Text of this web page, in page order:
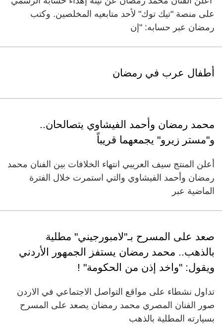
على منصة "تيك توك" لأحد متابعيه المخلصين. وكتب
رمضان عبر حسابه: "إن
أطفال عرب في رمضان
محمد رمضان وأحمد الفيشاوي يتصالحان..
و"مستر زيرو" يجمعهما قريباً
أعلن المنتج سيف العريبي انتهاء الخلافات بين الفنان محمد
رمضان وأحمد الفيشاوي والتي استمرت خلال الفترة
الماضية عبر
صعد على المسرح بـ"لامبورجيني" مطلية
بالذهب.. محمد رمضان يستفز الجمهور الأردني
ويقول: "واخد إذن من الحكومة" !
تداول نشطاء على مواقع التواصل الاجتماعي في الاردن
صور الفنان المصري محمد رمضان يصعد على المسرح
بسيارته المطلية بالذهب